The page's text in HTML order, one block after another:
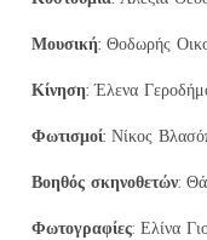
Μουσική: Θοδωρής
Κίνηση: Έλενα
Φωτισμοί: Νίκος
Βοηθός σκηνοθετών:
Φωτογραφίες: Ελίνα